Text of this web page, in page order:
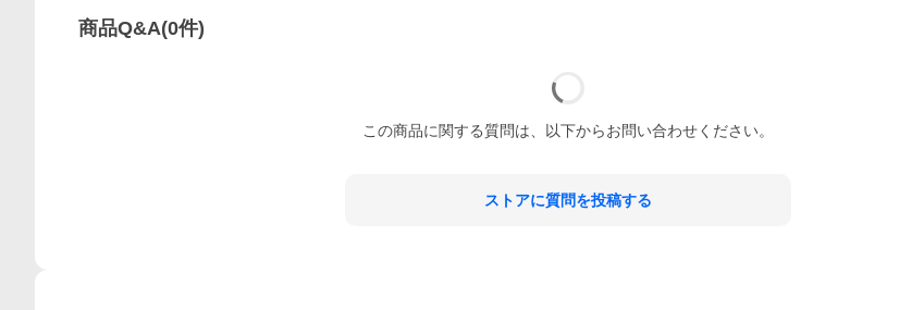
商品Q&A(0件)
この商品に関する質問は、以下からお問い合わせください。
ストアに質問を投稿する